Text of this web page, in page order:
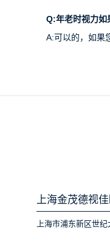
Q:年老时视力如
A:可以的，如果
上海金茂德视
上海市浦东新区世